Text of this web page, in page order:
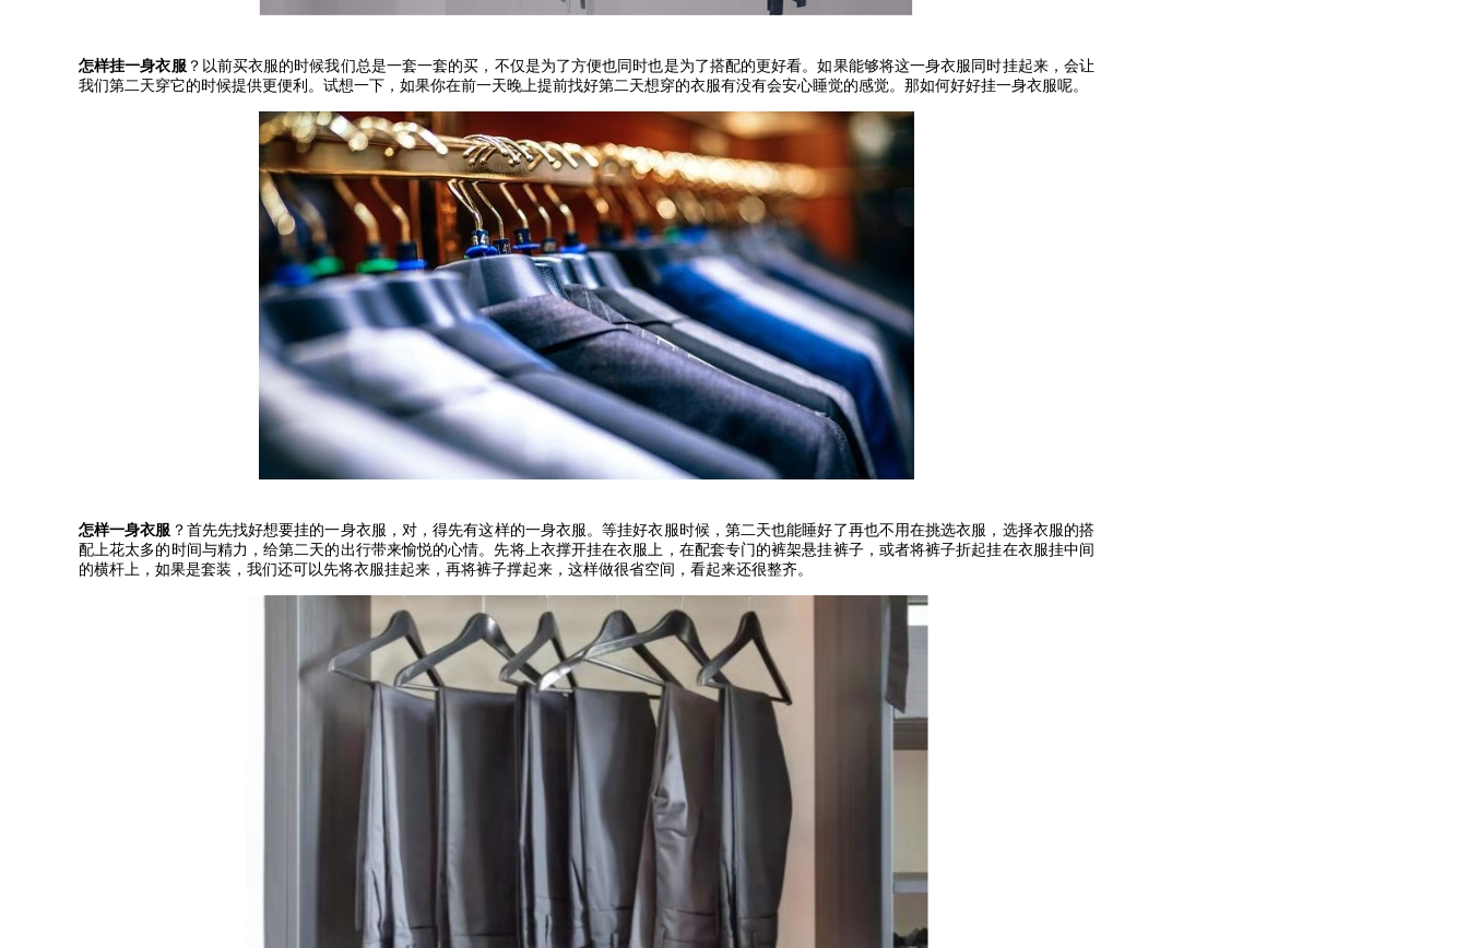
怎样挂一身衣服？以前买衣服的时候我们总是一套一套的买，不仅是为了方便也同时也是为了搭配的更好看。如果能够将这一身衣服同时挂起来，会让
我们第二天穿它的时候提供更便利。试想一下，如果你在前一天晚上提前找好第二天想穿的衣服有没有会安心睡觉的感觉。那如何好好挂一身衣服呢。
怎样一身衣服 ？首先先找好想要挂的一身衣服，对，得先有这样的一身衣服。等挂好衣服时候，第二天也能睡好了再也不用在挑选衣服，选择衣服的搭
配上花太多的时间与精力，给第二天的出行带来愉悦的心情。先将上衣撑开挂在衣服上，在配套专门的裤架悬挂裤子，或者将裤子折起挂在衣服挂中间
的横杆上，如果是套装，我们还可以先将衣服挂起来，再将裤子撑起来，这样做很省空间，看起来还很整齐。